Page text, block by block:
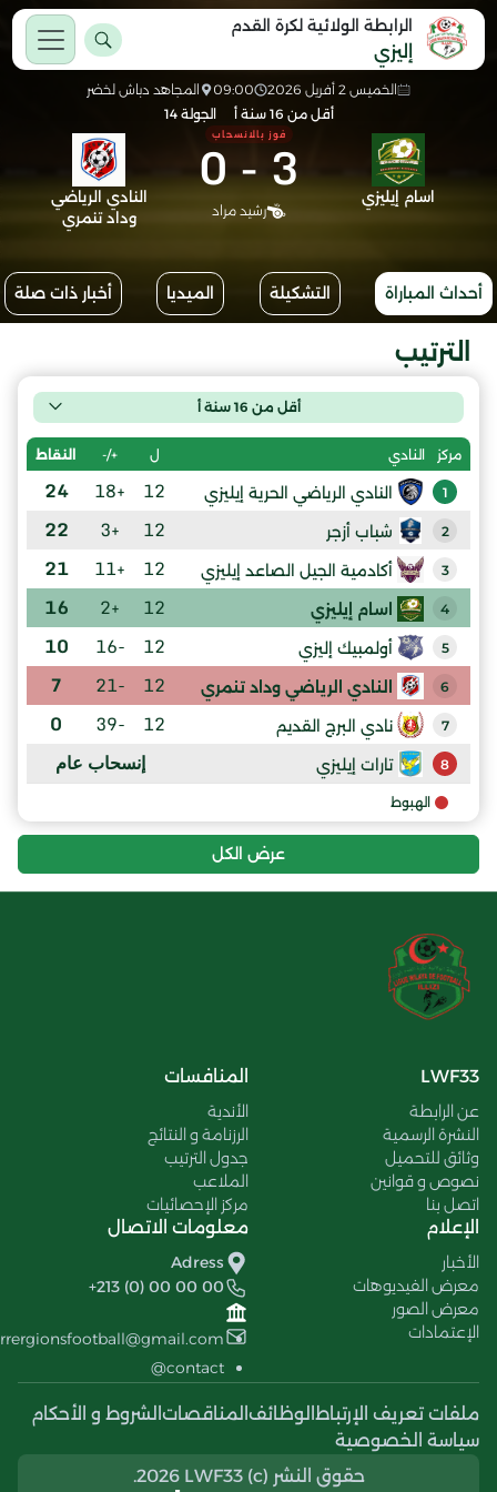
الرابطة الولائية لكرة القدم
إليزي
الخميس 2 أفريل 2026 09:00
المجاهد دباش لخضر
أقل من 16 سنة أ
الجولة 14
اسام إيليزي 3
-
0فوز بالانسحاب
رشيد مراد
النادي الرياضي
وداد تنمري
أحداث المباراة التشكيلة الميديا أخبار ذات صلة
الترتيب
أقل من 16 سنة أ
مركز النادي ل +/- النقاط
1 النادي الرياضي الحرية إيليزي 12
+18
24
2 شباب أزجر 12
+3
22
3 أكادمية الجيل الصاعد إيليزي 12
+11
21
4 اسام إيليزي 12
+2
16
5 أولمبيك إليزي 12
-16
10
6 النادي الرياضي وداد تنمري 12
-21
7
7 نادي البرج القديم 12
-39
0
8 تارات إيليزي إنسحاب عام
الهبوط
عرض الكل
LWF33
عن الرابطة
النشرة الرسمية
وثائق للتحميل
نصوص و قوانين
اتصل بنا
المنافسات
الأندية
الرزنامة و النتائج
جدول الترتيب
الملاعب
مركز الإحصائيات
الإعلام
الأخبار
معرض الفيديوهات
معرض الصور
الإعتمادات
معلومات الاتصال
Adress
+213 (0) 00 00 00
contact@
ملفات تعريف الإرتباط الوظائف المناقصات الشروط و الأحكام
سياسة الخصوصية
حقوق النشر (c) 2026 LWF33.